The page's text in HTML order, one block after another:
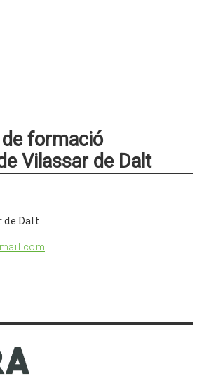
formació
Vilassar de Dalt
de Dalt